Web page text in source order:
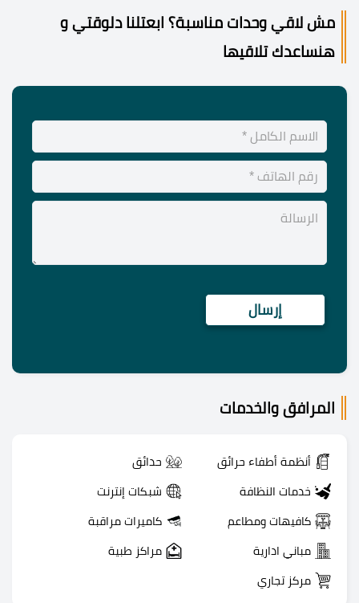
مش لاقي وحدات مناسبة؟ ابعتلنا دلوقتي و
هنساعدك تلاقيها
المرافق والخدمات
أنظمة أطفاء حرائق حدائق
خدمات النظافة شبكات إنترنت
كافيهات ومطاعم كاميرات مراقبة
مباني ادارية مراكز طبية
مركز تجاري